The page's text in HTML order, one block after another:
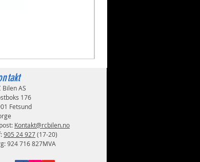
Bilen AS
176
Fetsund
Kontakt@rcbilen.no
905 24 927(17-20)
924 716 827MVA